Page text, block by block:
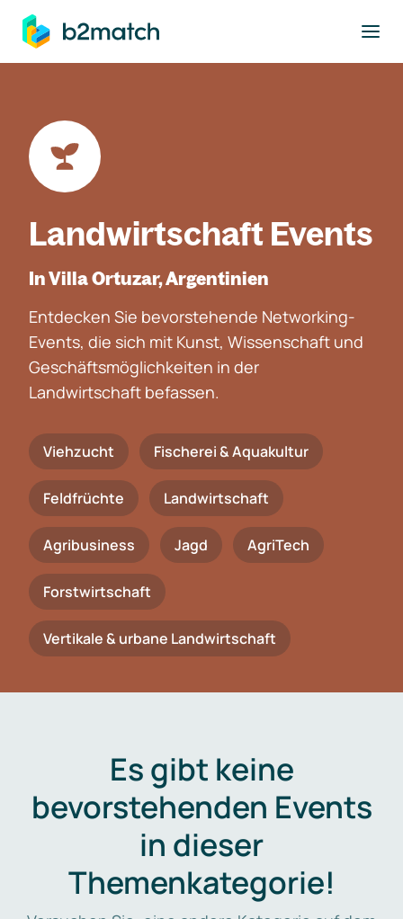
springen
Landwirtschaft Events
In Villa Ortuzar, Argentinien
Entdecken Sie bevorstehende Networking-
Events, die sich mit Kunst, Wissenschaft und
Geschäftsmöglichkeiten in der
Landwirtschaft befassen.
Viehzucht Fischerei & Aquakultur
Feldfrüchte Landwirtschaft
Agribusiness Jagd AgriTech
Forstwirtschaft
Vertikale & urbane Landwirtschaft
Es gibt keine
bevorstehenden Events
in dieser
Themenkategorie!